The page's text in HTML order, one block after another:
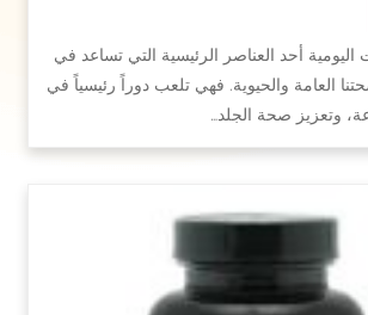
اليومية أحد العناصر الرئيسية التي تساعد في
العامة والحيوية. فهي تلعب دوراً رئيسياً في
وتعزيز صحة الجلد…